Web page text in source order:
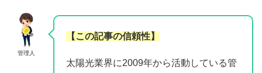
管理人
【この記事の信頼性】
太陽光業界に2009年から活動している管